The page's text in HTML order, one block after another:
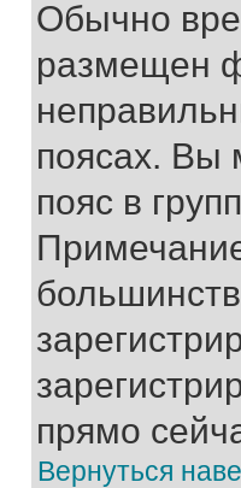
Обычно
размещен
поясах. Вы
пояс в
прямо
Вернуться